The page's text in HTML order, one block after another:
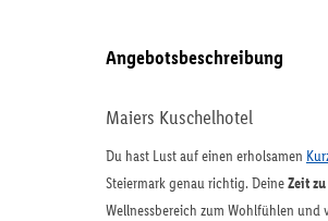
Angebotsbeschreibung
Maiers Kuschelhotel
Du hast Lust auf einen erholsamen
Steiermark genau richtig. DeineZeit
Wellnessbereich zum Wohlfühlen und